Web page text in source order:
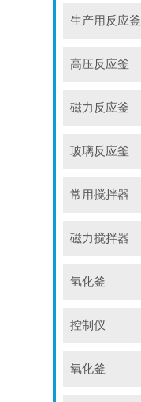
生产用反应釜
高压反应釜
磁力反应釜
玻璃反应釜
常用搅拌器
磁力搅拌器
氢化釜
控制仪
氧化釜